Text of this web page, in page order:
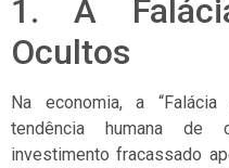
1. A
Ocultos
Na economia, a
tendência humana de
investimento fracassado